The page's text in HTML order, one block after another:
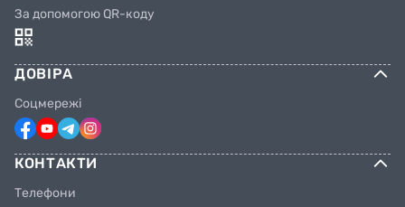
За допомогою QR-коду
ДОВІРА
Соцмережі
КОНТАКТИ
Телефони